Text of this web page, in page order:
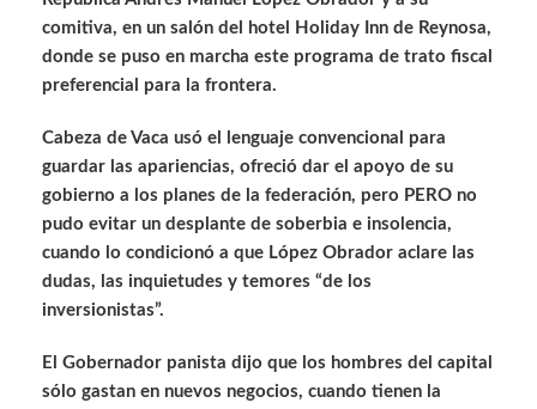
comitiva, en un salón del hotel Holiday Inn de Reynosa,
donde se puso en marcha este programa de trato fiscal
preferencial para la frontera.
Cabeza de Vaca usó el lenguaje convencional para
guardar las apariencias, ofreció dar el apoyo de su
gobierno a los planes de la federación, pero PERO no
pudo evitar un desplante de soberbia e insolencia,
cuando lo condicionó a que López Obrador aclare las
dudas, las inquietudes y temores “de los
inversionistas”.
El Gobernador panista dijo que los hombres del capital
sólo gastan en nuevos negocios, cuando tienen la